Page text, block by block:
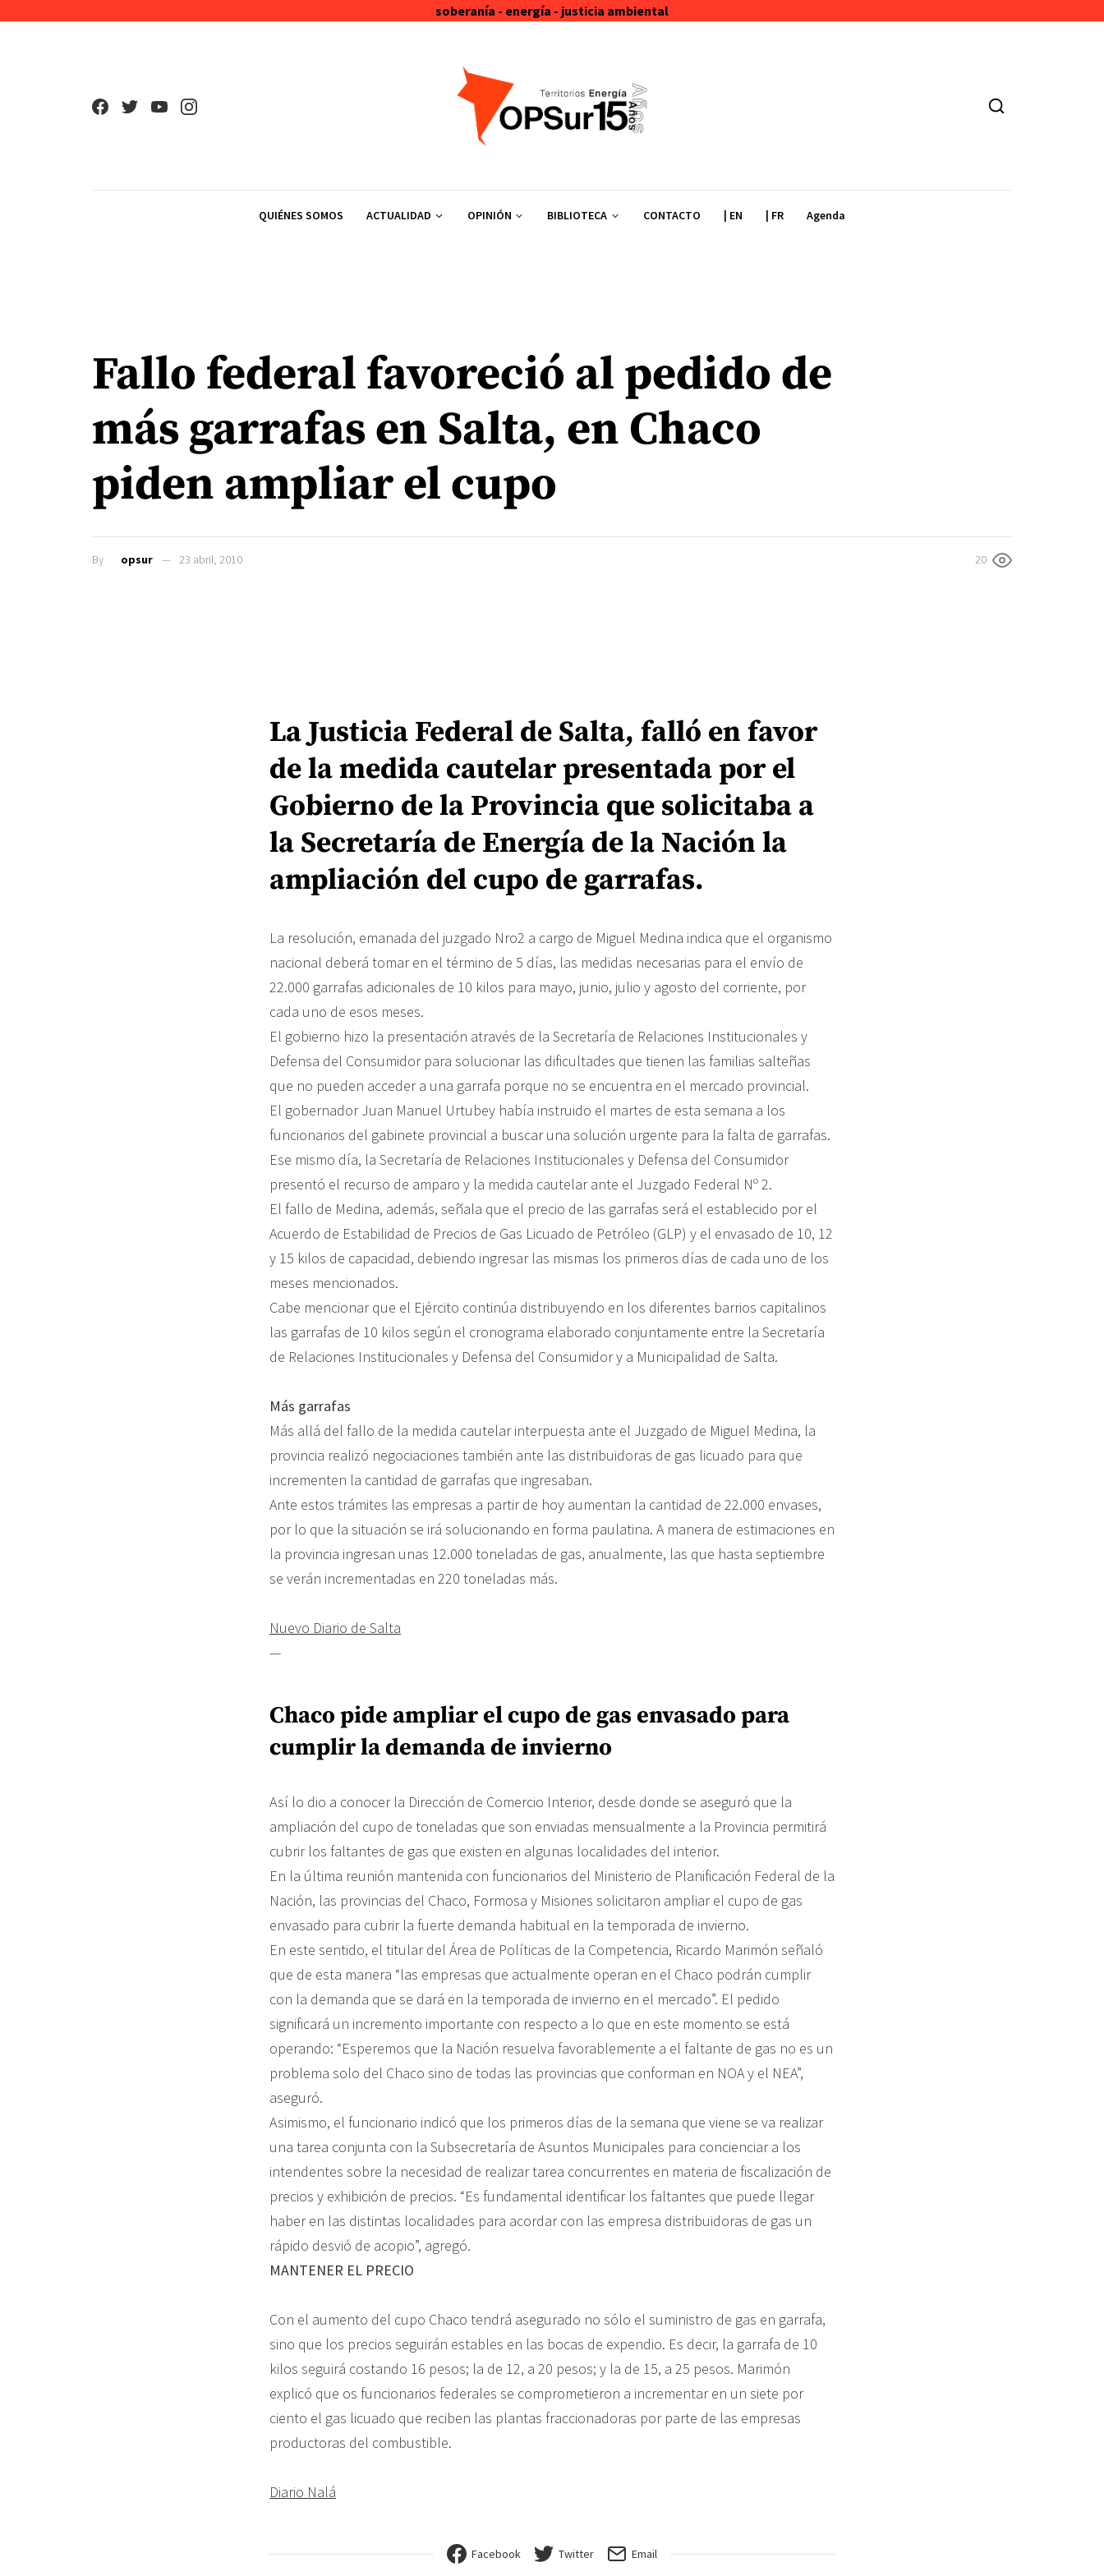
soberanía - energía - justicia ambiental
QUIÉNES SOMOS ACTUALIDAD OPINIÓN BIBLIOTECA CONTACTO | EN | FR Agenda
Fallo federal favoreció al pedido de
más garrafas en Salta, en Chaco
piden ampliar el cupo
By opsur 23 abril, 2010 20
La Justicia Federal de Salta, falló en favor
de la medida cautelar presentada por el
Gobierno de la Provincia que solicitaba a
la Secretaría de Energía de la Nación la
ampliación del cupo de garrafas.
La resolución, emanada del juzgado Nro2 a cargo de Miguel Medina indica que el organismo
nacional deberá tomar en el término de 5 días, las medidas necesarias para el envío de
22.000 garrafas adicionales de 10 kilos para mayo, junio, julio y agosto del corriente, por
cada uno de esos meses.
El gobierno hizo la presentación através de la Secretaría de Relaciones Institucionales y
Defensa del Consumidor para solucionar las dificultades que tienen las familias salteñas
que no pueden acceder a una garrafa porque no se encuentra en el mercado provincial.
El gobernador Juan Manuel Urtubey había instruido el martes de esta semana a los
funcionarios del gabinete provincial a buscar una solución urgente para la falta de garrafas.
Ese mismo día, la Secretaría de Relaciones Institucionales y Defensa del Consumidor
presentó el recurso de amparo y la medida cautelar ante el Juzgado Federal Nº 2.
El fallo de Medina, además, señala que el precio de las garrafas será el establecido por el
Acuerdo de Estabilidad de Precios de Gas Licuado de Petróleo (GLP) y el envasado de 10, 12
y 15 kilos de capacidad, debiendo ingresar las mismas los primeros días de cada uno de los
meses mencionados.
Cabe mencionar que el Ejército continúa distribuyendo en los diferentes barrios capitalinos
las garrafas de 10 kilos según el cronograma elaborado conjuntamente entre la Secretaría
de Relaciones Institucionales y Defensa del Consumidor y a Municipalidad de Salta.
Más garrafas
Más allá del fallo de la medida cautelar interpuesta ante el Juzgado de Miguel Medina, la
provincia realizó negociaciones también ante las distribuidoras de gas licuado para que
incrementen la cantidad de garrafas que ingresaban.
Ante estos trámites las empresas a partir de hoy aumentan la cantidad de 22.000 envases,
por lo que la situación se irá solucionando en forma paulatina. A manera de estimaciones en
la provincia ingresan unas 12.000 toneladas de gas, anualmente, las que hasta septiembre
se verán incrementadas en 220 toneladas más.
Nuevo Diario de Salta
—
Chaco pide ampliar el cupo de gas envasado para
cumplir la demanda de invierno
Así lo dio a conocer la Dirección de Comercio Interior, desde donde se aseguró que la
ampliación del cupo de toneladas que son enviadas mensualmente a la Provincia permitirá
cubrir los faltantes de gas que existen en algunas localidades del interior.
En la última reunión mantenida con funcionarios del Ministerio de Planificación Federal de la
Nación, las provincias del Chaco, Formosa y Misiones solicitaron ampliar el cupo de gas
envasado para cubrir la fuerte demanda habitual en la temporada de invierno.
En este sentido, el titular del Área de Políticas de la Competencia, Ricardo Marimón señaló
que de esta manera “las empresas que actualmente operan en el Chaco podrán cumplir
con la demanda que se dará en la temporada de invierno en el mercado”. El pedido
significará un incremento importante con respecto a lo que en este momento se está
operando: “Esperemos que la Nación resuelva favorablemente a el faltante de gas no es un
problema solo del Chaco sino de todas las provincias que conforman en NOA y el NEA”,
aseguró.
Asimismo, el funcionario indicó que los primeros días de la semana que viene se va realizar
una tarea conjunta con la Subsecretaría de Asuntos Municipales para concienciar a los
intendentes sobre la necesidad de realizar tarea concurrentes en materia de fiscalización de
precios y exhibición de precios. “Es fundamental identificar los faltantes que puede llegar
haber en las distintas localidades para acordar con las empresa distribuidoras de gas un
rápido desvió de acopio”, agregó.
MANTENER EL PRECIO
Con el aumento del cupo Chaco tendrá asegurado no sólo el suministro de gas en garrafa,
sino que los precios seguirán estables en las bocas de expendio. Es decir, la garrafa de 10
kilos seguirá costando 16 pesos; la de 12, a 20 pesos; y la de 15, a 25 pesos. Marimón
explicó que os funcionarios federales se comprometieron a incrementar en un siete por
ciento el gas licuado que reciben las plantas fraccionadoras por parte de las empresas
productoras del combustible.
Diario Nalá
Facebook Twitter Email